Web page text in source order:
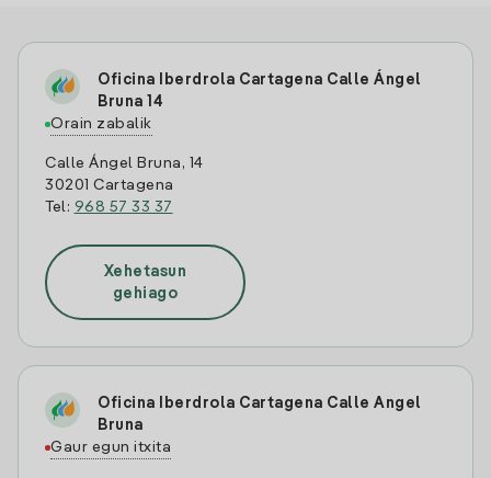
Oficina Iberdrola Cartagena Calle Ángel
Bruna 14
Orain zabalik
Calle Ángel Bruna, 14
30201 Cartagena
Tel: 968 57 33 37
Xehetasun
gehiago
Oficina Iberdrola Cartagena Calle Angel
Bruna
Gaur egun itxita